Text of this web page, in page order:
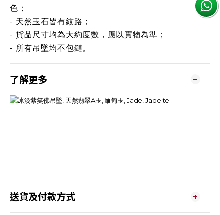
色；
- 天然玉石皆有紋路；
- 貨品尺寸均為大約度數，應以實物為準；
- 所有吊墜均不包鏈。
了解更多
送貨及付款方式